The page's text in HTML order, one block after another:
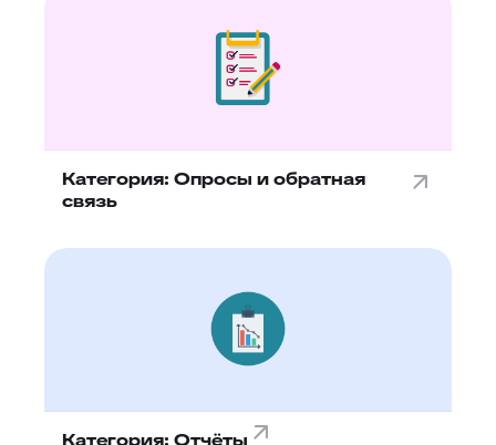
Категория: Опросы и обратная
связь
Категория: Отчёты